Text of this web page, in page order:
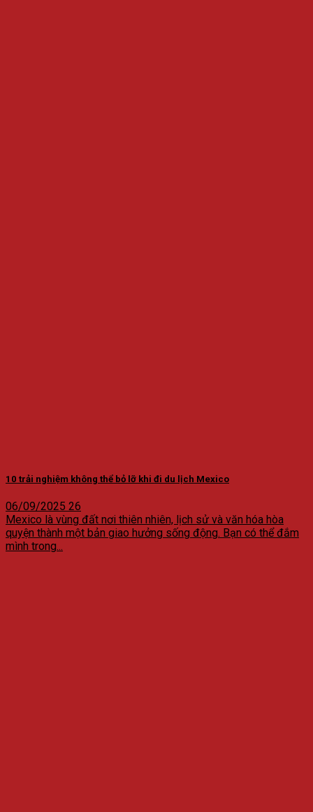
10 trải nghiệm không thể bỏ lỡ khi đi du lịch Mexico
06/09/2025 26
Mexico là vùng đất nơi thiên nhiên, lịch sử và văn hóa hòa
quyện thành một bản giao hưởng sống động. Bạn có thể đắm
mình trong...